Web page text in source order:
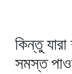
কিন্তু
সমস্ত